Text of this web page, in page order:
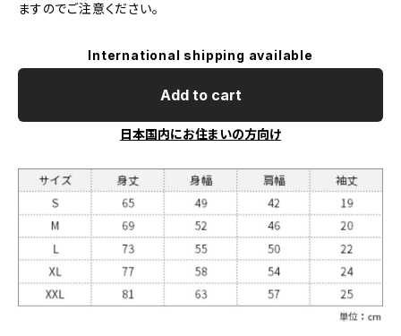
ますのでご注意ください。
International shipping available
Add to cart
日本国内にお住まいの方向け